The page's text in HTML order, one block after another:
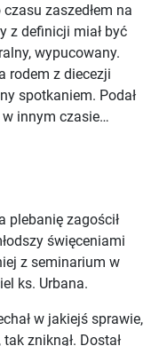
zaszedłem na
z definicji miał być
wypucowany.
rodem z diecezji
spotkaniem. Podał
w innym czasie…
plebanię zagościł
święceniami
z seminarium w
ks. Urbana.
w jakiejś sprawie,
zniknął. Dostał